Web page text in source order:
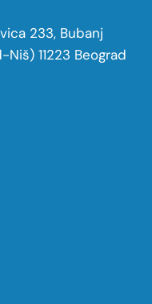
233, Bubanj
11223 Beograd